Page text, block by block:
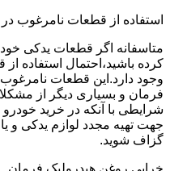
استفاده از قطعات نامرغوب
متاسفانه اگر قطعات یدکی
کرده باشید،احتمال استفاده
وجود دارد.این قطعات
فرمان و بسیاری دیگر از
شرایطی با آنکه در خرید
جهت تهیه مجدد لوازم یدکی و
گزاف شوید.